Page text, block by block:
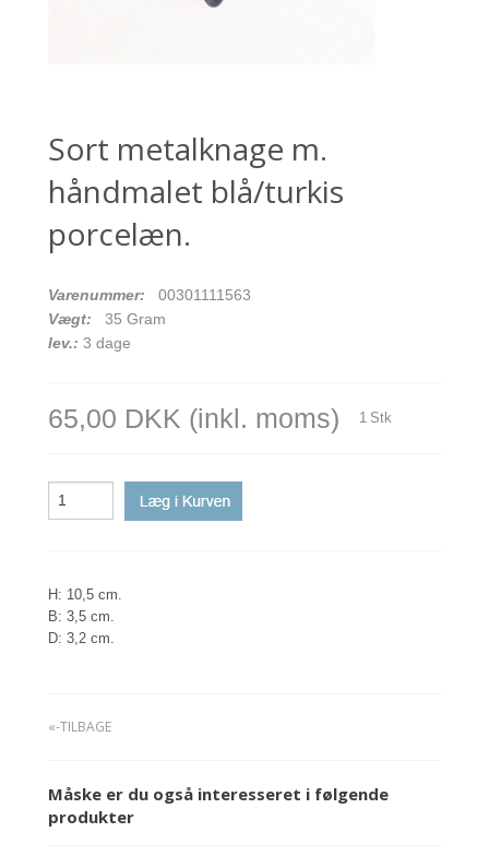
Sort metalknage m.
håndmalet blå/turkis
porcelæn.
Varenummer:
00301111563
Vægt:
35 Gram
lev.: 3 dage
65,00 DKK (inkl. moms) 1 Stk
H: 10,5 cm.
B: 3,5 cm.
D: 3,2 cm.
«-TILBAGE
Måske er du også interesseret i følgende
produkter